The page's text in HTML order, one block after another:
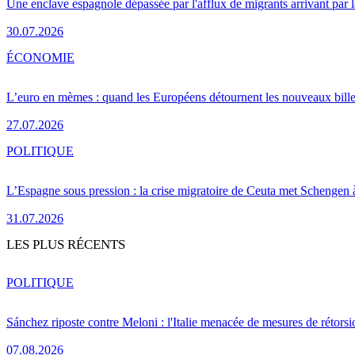
Une enclave espagnole dépassée par l'afflux de migrants arrivant par
30.07.2026
L’euro en mèmes : quand les Européens détournent les nouveaux
27.07.2026
ÉCONOMIE
L’Espagne sous pression : la crise migratoire de Ceuta met Schengen
31.07.2026
POLITIQUE
LES PLUS RÉCENTS
Sánchez riposte contre Meloni : l'Italie menacée de mesures de
07.08.2026
POLITIQUE